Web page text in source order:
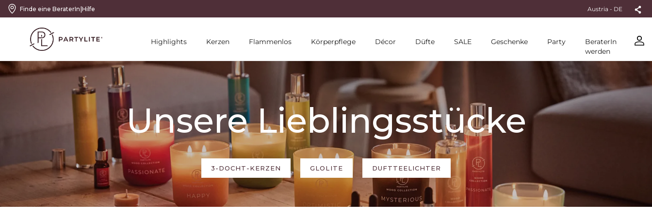
Finde eine BeraterIn|Hilfe Austria - DE
Highlights Kerzen Flammenlos Körperpflege Décor Düfte SALE Geschenke Party
BeraterIn
werden
Unsere Lieblingsstücke
3-DOCHT-KERZEN GLOLITE DUFTTEELICHTER